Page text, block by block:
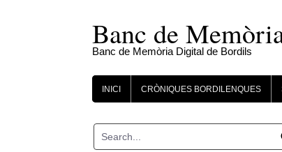
Banc de
Banc de Memòria Digital de Bordils
INICI CRÒNIQUES BORDILENQUES